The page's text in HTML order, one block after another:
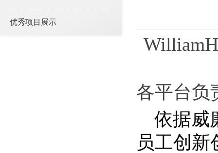
优秀项目展示
各平台负
依据威
员工创